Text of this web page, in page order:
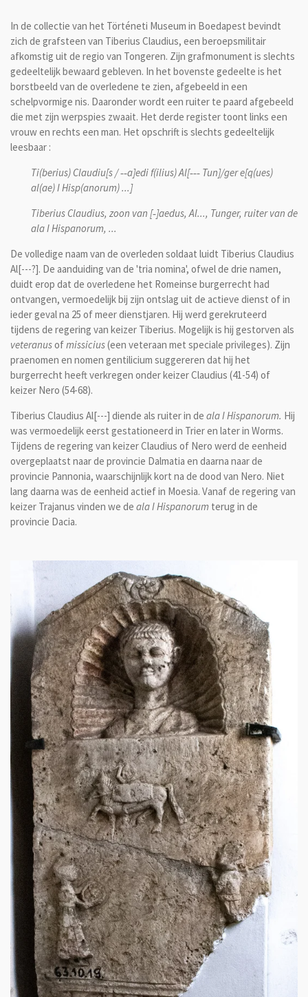
In de collectie van het Történeti Museum in Boedapest bevindt
zich de grafsteen van Tiberius Claudius, een beroepsmilitair
afkomstig uit de regio van Tongeren. Zijn grafmonument is slechts
gedeeltelijk bewaard gebleven. In het bovenste gedeelte is het
borstbeeld van de overledene te zien, afgebeeld in een
schelpvormige nis. Daaronder wordt een ruiter te paard afgebeeld
die met zijn werpspies zwaait. Het derde register toont links een
vrouw en rechts een man. Het opschrift is slechts gedeeltelijk
leesbaar :
Ti(berius) Claudiu[s / ‑‑a]edi f(ilius) Al[‑‑‑ Tun]/ger e[q(ues)
al(ae) I Hisp(anorum) ...]
Tiberius Claudius, zoon van [‑]aedus, Al..., Tunger, ruiter van de
ala I Hispanorum, ...
De volledige naam van de overleden soldaat luidt Tiberius Claudius
Al[---?]. De aanduiding van de 'tria nomina', ofwel de drie namen,
duidt erop dat de overledene het Romeinse burgerrecht had
ontvangen, vermoedelijk bij zijn ontslag uit de actieve dienst of in
ieder geval na 25 of meer dienstjaren. Hij werd gerekruteerd
tijdens de regering van keizer Tiberius. Mogelijk is hij gestorven als
veteranusofmissicius(een veteraan met speciale privileges). Zijn
praenomen en nomen gentilicium suggereren dat hij het
burgerrecht heeft verkregen onder keizer Claudius (41-54) of
keizer Nero (54-68).
Tiberius Claudius Al[---] diende als ruiter in de ala I Hispanorum. Hij
was vermoedelijk eerst gestationeerd in Trier en later in Worms.
Tijdens de regering van keizer Claudius of Nero werd de eenheid
overgeplaatst naar de provincie Dalmatia en daarna naar de
provincie Pannonia, waarschijnlijk kort na de dood van Nero. Niet
lang daarna was de eenheid actief in Moesia. Vanaf de regering van
keizer Trajanus vinden we de ala I Hispanorum terug in de
provincie Dacia.